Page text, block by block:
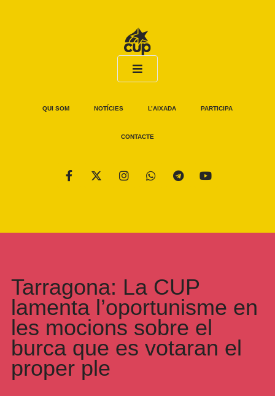
QUI SOM NOTÍCIES L’AIXADA PARTICIPA
CONTACTE
Tarragona: La CUP
lamenta l’oportunisme en
les mocions sobre el
burca que es votaran el
proper ple